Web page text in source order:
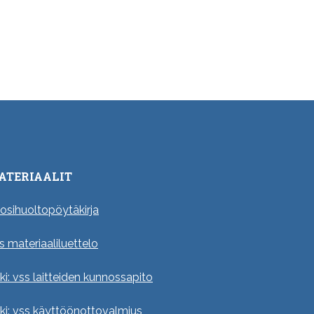
materiaaliluettelo
vss laitteiden kunnossapito
vss käyttöönottovalmius